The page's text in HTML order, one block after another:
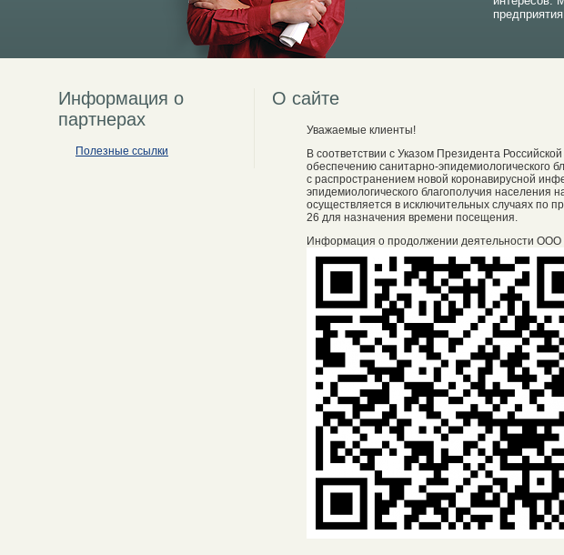
предприятия.
Информация о
партнерах
Полезные ссылки
О сайте
Уважаемые клиенты!
В соответствии с Указом Президента
обеспечению санитарно-эпидемиологического
с распространением новой коронавирусной
эпидемиологического благополучия
осуществляется в исключительных случаях по
26 для назначения времени посещения.
Информация о продолжении деятельности